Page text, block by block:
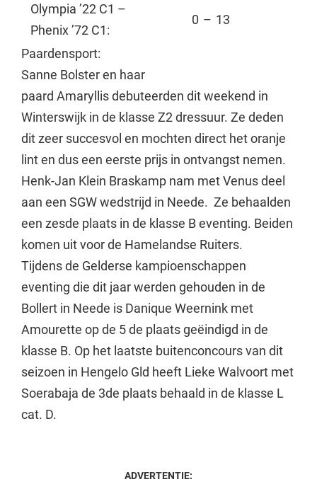
Olympia ’22 C1 –
Phenix ’72 C1:
0 – 13
Paardensport:
Sanne Bolster en haar
paard Amaryllis debuteerden dit weekend in
Winterswijk in de klasse Z2 dressuur. Ze deden
dit zeer succesvol en mochten direct het oranje
lint en dus een eerste prijs in ontvangst nemen.
Henk-Jan Klein Braskamp nam met Venus deel
aan een SGW wedstrijd in Neede. Ze behaalden
een zesde plaats in de klasse B eventing. Beiden
komen uit voor de Hamelandse Ruiters.
Tijdens de Gelderse kampioenschappen
eventing die dit jaar werden gehouden in de
Bollert in Neede is Danique Weernink met
Amourette op de 5 de plaats geëindigd in de
klasse B. Op het laatste buitenconcours van dit
seizoen in Hengelo Gld heeft Lieke Walvoort met
Soerabaja de 3de plaats behaald in de klasse L
cat. D.
ADVERTENTIE: